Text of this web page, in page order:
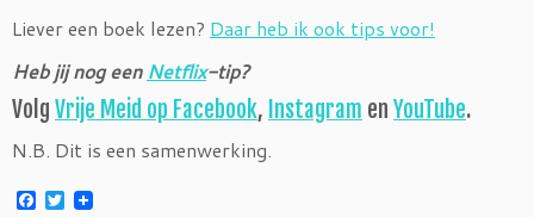
Liever een boek lezen? Daar heb ik ook tips voor!
Heb jij nog een Netflix-tip?
Volg Vrije Meid op Facebook, Instagram en YouTube.
N.B. Dit is een samenwerking.
F
T